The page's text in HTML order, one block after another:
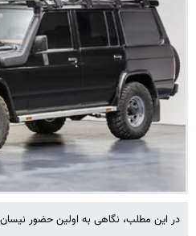
در این مطلب، نگاهی به اولین حضور